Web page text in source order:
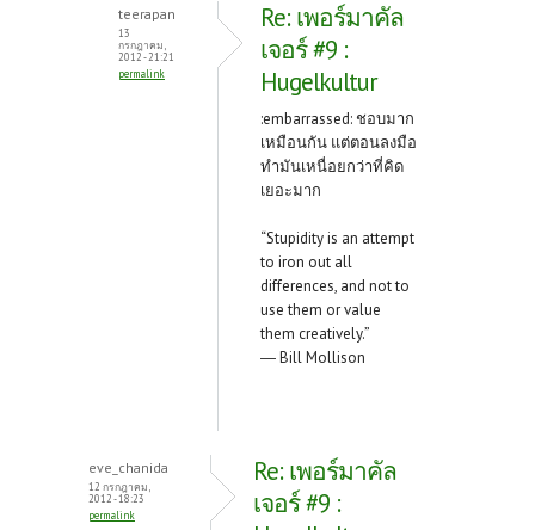
teerapan
13
กรกฎาคม,
2012 - 21:21
permalink
Re: เพอร์มาคัล
เจอร์ #9 :
Hugelkultur
:embarrassed: ชอบมาก
เหมือนกัน แต่ตอนลงมือ
ทำมันเหนื่อยกว่าที่คิด
เยอะมาก
“Stupidity is an attempt
to iron out all
differences, and not to
use them or value
them creatively.”
― Bill Mollison
eve_chanida
12 กรกฎาคม,
2012 - 18:23
permalink
Re: เพอร์มาคัล
เจอร์ #9 :